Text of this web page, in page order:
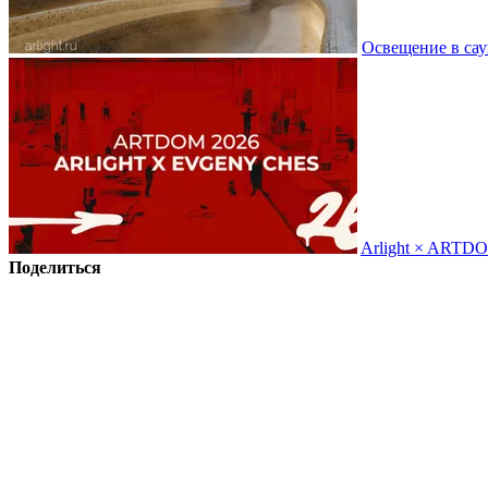
Освещение в
Arlight ×
Поделиться